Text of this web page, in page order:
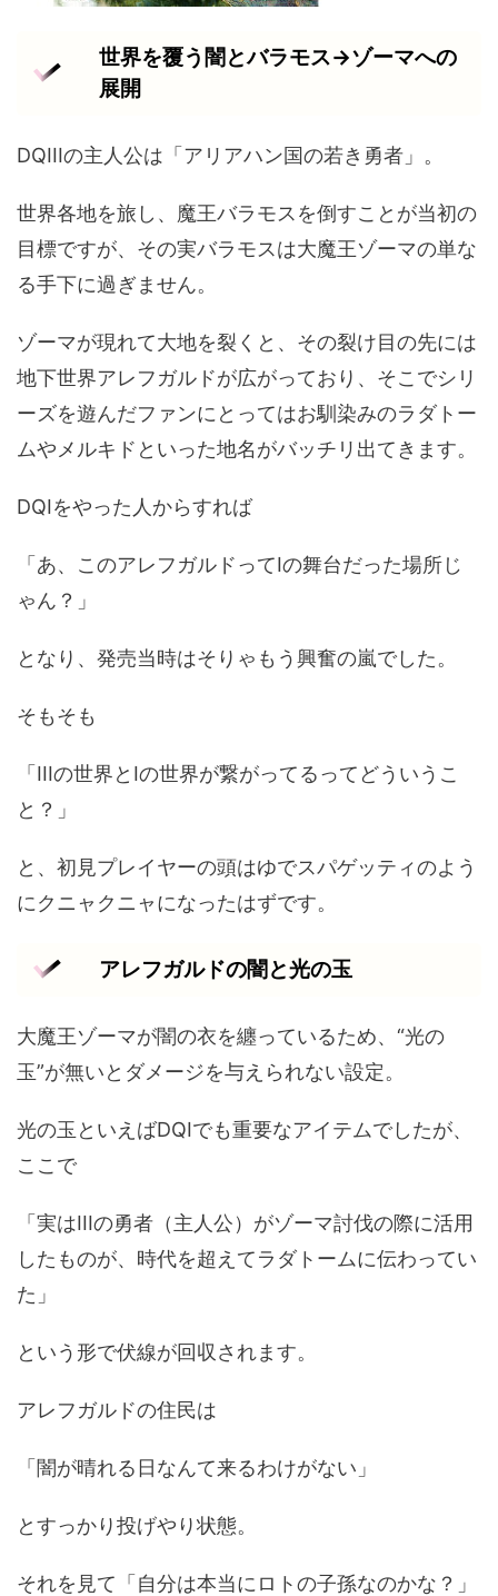
世界を覆う闇とバラモス→ゾーマへの
展開
DQIIIの主人公は「アリアハン国の若き勇者」。
世界各地を旅し、魔王バラモスを倒すことが当初の
目標ですが、その実バラモスは大魔王ゾーマの単な
る手下に過ぎません。
ゾーマが現れて大地を裂くと、その裂け目の先には
地下世界アレフガルドが広がっており、そこでシリ
ーズを遊んだファンにとってはお馴染みのラダトー
ムやメルキドといった地名がバッチリ出てきます。
DQIをやった人からすれば
「あ、このアレフガルドってIの舞台だった場所じ
ゃん？」
となり、発売当時はそりゃもう興奮の嵐でした。
そもそも
「IIIの世界とIの世界が繋がってるってどういうこ
と？」
と、初見プレイヤーの頭はゆでスパゲッティのよう
にクニャクニャになったはずです。
アレフガルドの闇と光の玉
大魔王ゾーマが闇の衣を纏っているため、“光の
玉”が無いとダメージを与えられない設定。
光の玉といえばDQIでも重要なアイテムでしたが、
ここで
「実はIIIの勇者（主人公）がゾーマ討伐の際に活用
したものが、時代を超えてラダトームに伝わってい
た」
という形で伏線が回収されます。
アレフガルドの住民は
「闇が晴れる日なんて来るわけがない」
とすっかり投げやり状態。
それを見て「自分は本当にロトの子孫なのかな？」